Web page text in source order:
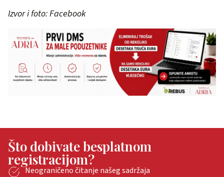
Izvor i foto: Facebook
Što dobivate besplatnom
registracijom?
Neograničeno čitanje našeg sadržaja